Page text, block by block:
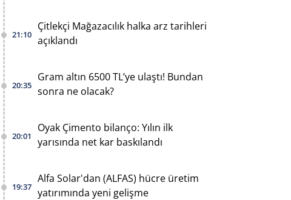
21:10
Çitlekçi Mağazacılık halka arz tarihleri
açıklandı
20:35
Gram altın 6500 TL’ye ulaştı! Bundan
sonra ne olacak?
20:01
Oyak Çimento bilanço: Yılın ilk
yarısında net kar baskılandı
19:37
Alfa Solar'dan (ALFAS) hücre üretim
yatırımında yeni gelişme